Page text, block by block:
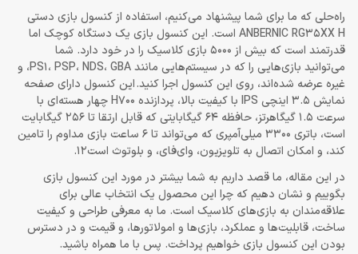
راه‌حلی که ما برای شما پیشنهاد می‌کنیم، استفاده از کنسول بازی دستی
ANBERNIC RG35XX H است. این کنسول بازی یک دستگاه کوچک اما
قدرتمند است که بیش از 5000 بازی کلاسیک را در خود دارد. شما
می‌توانید بازی‌هایی را که در سیستم‌هایی مانند PS1، PSP، NDS، GBA، و
غیره عرضه شده‌اند، روی این کنسول اجرا کنید. این کنسول دارای صفحه
نمایش 3.5 اینچی IPS با کیفیت بالا، پردازنده H700 چهار هسته‌ای با
سرعت 1.5 گیگاهرتز، حافظه 64 گیگابایتی که قابل ارتقا تا 256 گیگابایت
است، باتری 3300 میلی‌آمپری که می‌تواند تا 6 ساعت بازی مداوم را تامین
کند، و امکان اتصال به تلویزیون، وای‌فای، و بلوتوث است 12
.
در این مقاله، ما قصد داریم به شما بیشتر در مورد این کنسول بازی
بگوییم و نشان دهیم که چرا این محصول یک انتخاب عالی برای
علاقه‌مندان به بازی‌های کلاسیک است. ما به معرفی طراحی و کیفیت
ساخت، قابلیت‌ها و عملکرد، بازی‌ها و امولاتورها، و قیمت و در دسترس
بودن این کنسول بازی خواهیم پرداخت. پس با ما همراه باشید.